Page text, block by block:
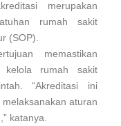
merupakan
rumah sakit
(SOP).
memastikan
kelola rumah sakit
“Akreditasi ini
aturan
katanya.